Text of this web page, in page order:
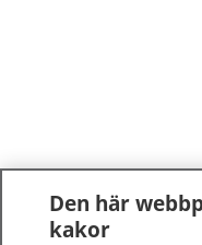
Den här
kakor